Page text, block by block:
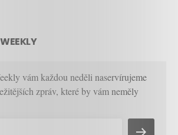
vám každou neděli naservírujeme
zpráv, které by vám neměly